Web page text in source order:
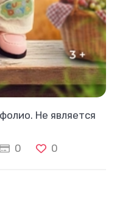
Не является
0 0